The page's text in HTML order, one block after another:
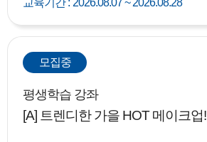
모집중
평생학습 강좌
[A] 트렌디한 가을 HOT 메이크업!